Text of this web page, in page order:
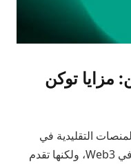
مزايا توكن
التقليدية في
Web2 والشبكات الاجتماعية الناشئة في Web3، ولكنها تقدم